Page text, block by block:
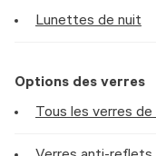
Lunettes de nuit
Options des verres
Tous les verres